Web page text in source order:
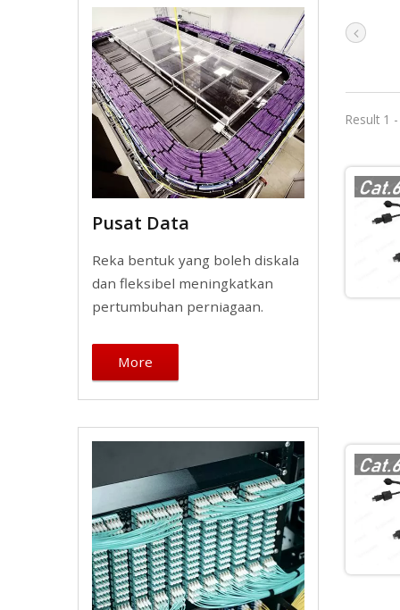
Pusat Data
Reka bentuk yang boleh diskala
dan fleksibel meningkatkan
pertumbuhan perniagaan.
More
Result 1